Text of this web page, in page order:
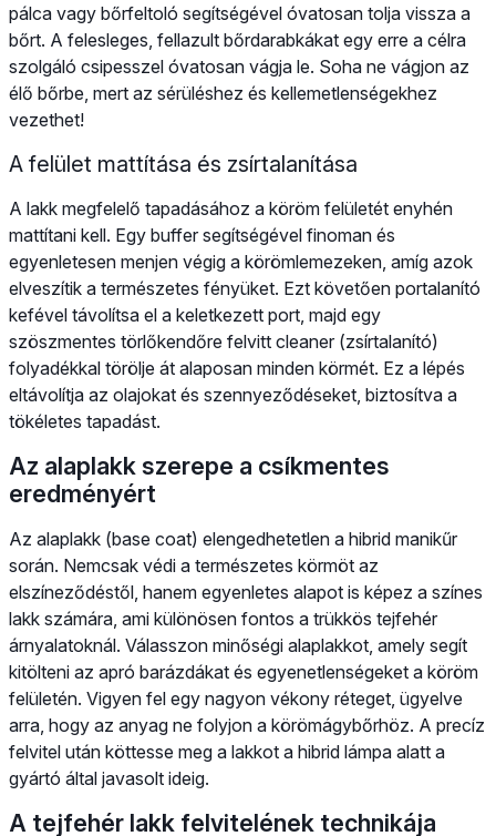
pálca vagy bőrfeltoló segítségével óvatosan tolja vissza a
bőrt. A felesleges, fellazult bőrdarabkákat egy erre a célra
szolgáló csipesszel óvatosan vágja le. Soha ne vágjon az
élő bőrbe, mert az sérüléshez és kellemetlenségekhez
vezethet!
A felület mattítása és zsírtalanítása
A lakk megfelelő tapadásához a köröm felületét enyhén
mattítani kell. Egy buffer segítségével finoman és
egyenletesen menjen végig a körömlemezeken, amíg azok
elveszítik a természetes fényüket. Ezt követően portalanító
kefével távolítsa el a keletkezett port, majd egy
szöszmentes törlőkendőre felvitt cleaner (zsírtalanító)
folyadékkal törölje át alaposan minden körmét. Ez a lépés
eltávolítja az olajokat és szennyeződéseket, biztosítva a
tökéletes tapadást.
Az alaplakk szerepe a csíkmentes
eredményért
Az alaplakk (base coat) elengedhetetlen a hibrid manikűr
során. Nemcsak védi a természetes körmöt az
elszíneződéstől, hanem egyenletes alapot is képez a színes
lakk számára, ami különösen fontos a trükkös tejfehér
árnyalatoknál. Válasszon minőségi alaplakkot, amely segít
kitölteni az apró barázdákat és egyenetlenségeket a köröm
felületén. Vigyen fel egy nagyon vékony réteget, ügyelve
arra, hogy az anyag ne folyjon a körömágybőrhöz. A precíz
felvitel után köttesse meg a lakkot a hibrid lámpa alatt a
gyártó által javasolt ideig.
A tejfehér lakk felvitelének technikája